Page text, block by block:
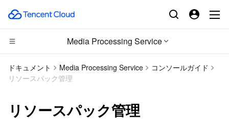
Media Processing Service
コンピューティング
Cloud Virtual Machine
Tencent Cloud Lighthouse
CDN とエッジ プラットフォーム
Tencent Cloud EdgeOne
エッジコンピューティング
ドキュメント Media Processing Service
コンソールガイド
リソースパック管理
リソースパック管理